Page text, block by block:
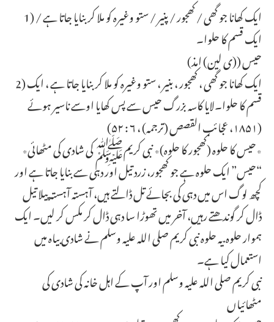
1) ایک کھانا جو گھی / کھجور / پنیر / ستو وغیرہ کو ملا کر بنایا جاتا ہے /
ایک قسم کا حلوا۔
حیس ((ی لین) امذ)
2) ایک کھانا جو گھی ، کھجور ، بنیر ، ستو وغیرہ کو ملا کر بنایا جاتا ہے ، ایک
قسم کا حلوا۔لایا کاسہ بزرگ حیس سے پس کھایا اوسے ناسیر ہوئے
(۱۸۵۱، عجائب القصص (ترجمہ) ، ۶ : ۵۲)
٭حیس کا حلوہ (کھجور کا حلوہ)٭ نبی کریمﷺ کی شادی کی مٹھائی٭
“حیس” ایک حلوہ ہے جو کھجور، زرد تیل اور دہی سے بنایا جاتا ہے اور
کچھ لوگ اس میں دہی کی بجائے تل ڈالتے ہیں، آہستہ آہستہ پیلا تیل
ڈال کر گوندھتے رہیں، آخر میں تھوڑا سا دہی ڈال کر مکس کر لیں۔ ایک
ہموار حلوہ.یہ حلوہ نبی کریم صلی اللہ علیہ وسلم نے شادی بیاہ میں
استعمال کیا ہے۔
نبی کریم صلی اللہ علیہ وسلم اور آپ کے اہل خانہ کی شادی کی
مٹھائیاں